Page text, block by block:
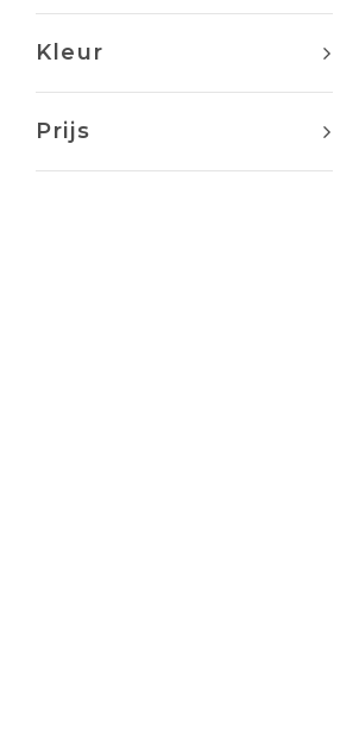
Poetree
Pureté
Théophile & Patachou
Kleur
Prijs